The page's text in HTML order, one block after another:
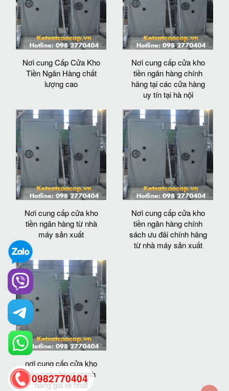
Nơi cung Cấp Cửa Kho
Tiền Ngân Hàng chất
lượng cao
Nơi cung cấp cửa kho
tiền ngân hàng chính
hãng tại các cửa hàng
uy tín tại hà nội
Nơi cung cấp cửa kho
tiền ngân hàng từ nhà
máy sản xuất
Nơi cung cấp cửa kho
tiền ngân hàng chính
sách ưu đãi chính hãng
từ nhà máy sản xuất
nơi cung cấp cửa kho
tiền ngân hàng chính
hãng giá rẻ nhất
0982770404